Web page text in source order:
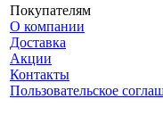
Покупателям
О компании
Доставка
Акции
Контакты
Пользовательское